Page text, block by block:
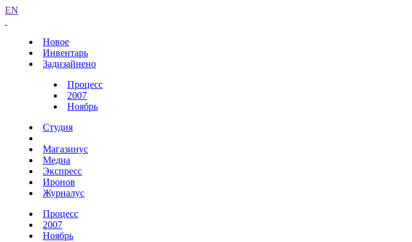
EN
Новое
Инвентарь
Задизайнено
Процесс
2007
Ноябрь
Студия
Магазинус
Медиа
Экспресс
Иронов
Журналус
Процесс
2007
Ноябрь